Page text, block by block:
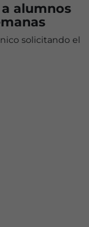
alumnos
solicitando el